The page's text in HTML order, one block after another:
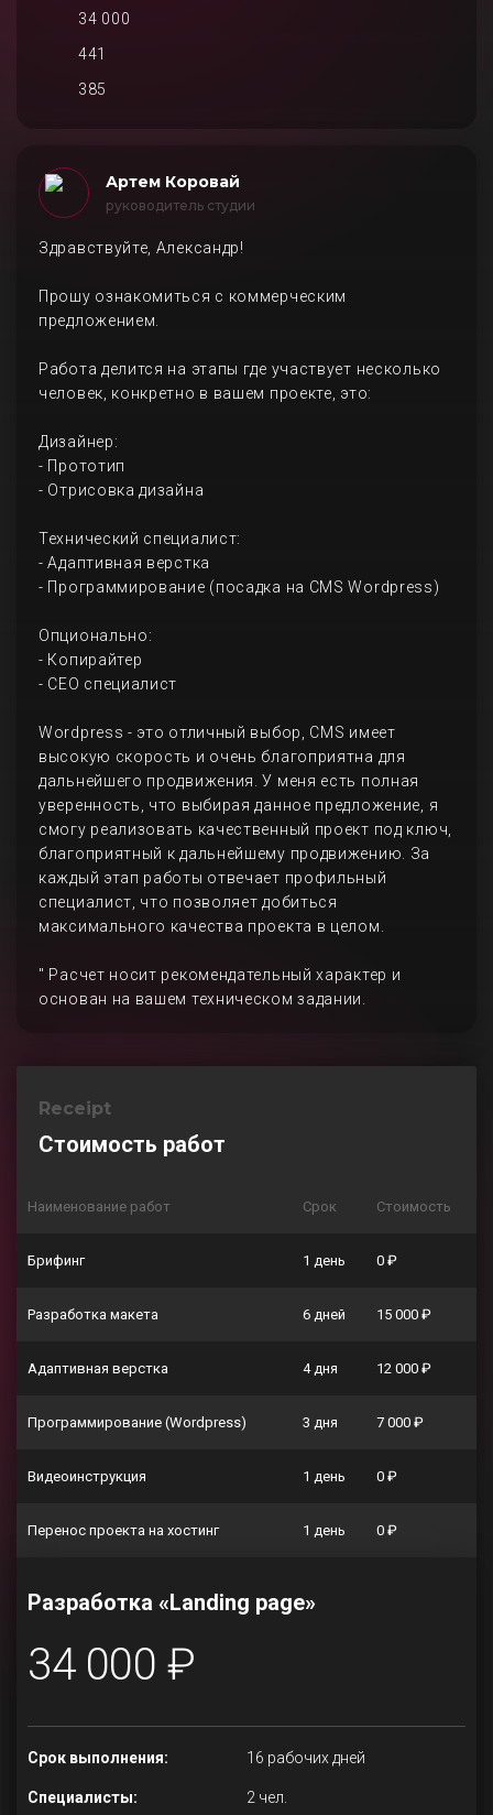
34 000
441
385
Артем Коровай
руководитель студии
Здравствуйте, Александр!
Прошу ознакомиться с коммерческим
предложением.
Работа делится на этапы где участвует несколько
человек, конкретно в вашем проекте, это:
Дизайнер:
- Прототип
- Отрисовка дизайна
Технический специалист:
- Адаптивная верстка
- Программирование (посадка на CMS Wordpress)
Опционально:
- Копирайтер
- СЕО специалист
Wordpress - это отличный выбор, CMS имеет
высокую скорость и очень благоприятна для
дальнейшего продвижения. У меня есть полная
уверенность, что выбирая данное предложение, я
смогу реализовать качественный проект под ключ,
благоприятный к дальнейшему продвижению. За
каждый этап работы отвечает профильный
специалист, что позволяет добиться
максимального качества проекта в целом.
" Расчет носит рекомендательный характер и
основан на вашем техническом задании.
Receipt
Стоимость работ
Наименование работ Срок Стоимость
Брифинг 1 день 0 ₽
Разработка макета 6 дней 15 000 ₽
Адаптивная верстка 4 дня 12 000 ₽
Программирование (Wordpress) 3 дня 7 000 ₽
Видеоинструкция 1 день 0 ₽
Перенос проекта на хостинг 1 день 0 ₽
Разработка «Landing page»
34 000 ₽
Срок выполнения: 16 рабочих дней
Специалисты: 2 чел.